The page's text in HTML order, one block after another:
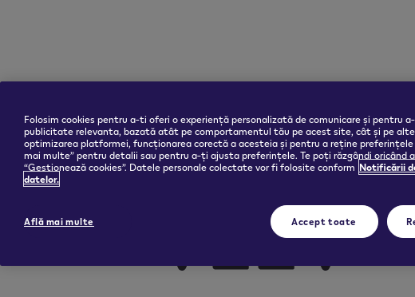
Folosim cookies pentru a-ti oferi o experiență personalizată de comunicare și pentru
publicitate relevanta, bazată atât pe comportamentul tău pe acest site, cât și pe
optimizarea platformei, funcționarea corectă a acesteia și pentru a reține preferințele
mai multe” pentru detalii sau pentru a-ți ajusta preferințele. Te poți răzgândi oricând
“Gestionează cookies”. Datele personale colectate vor fi folosite conform Notificării
datelor.
Află mai multe Accept toate